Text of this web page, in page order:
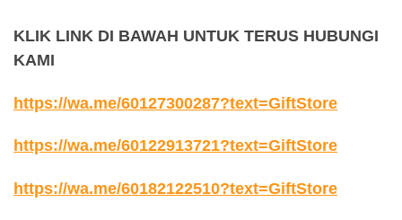
KLIK LINK DI BAWAH UNTUK TERUS HUBUNGI
KAMI
https://wa.me/60127300287?text=GiftStore
https://wa.me/60122913721?text=GiftStore
https://wa.me/60182122510?text=GiftStore